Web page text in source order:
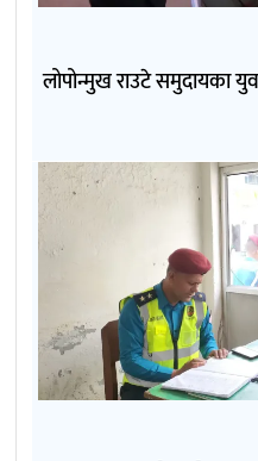
लोपोन्मुख राउटे समुदायका